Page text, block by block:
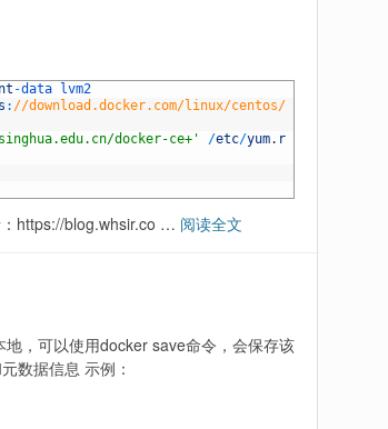
-data
lvm2
: //download.docker.com/linux/centos/
docker-ce+' /etc/yum. r
https://blog.whsir.co … 阅读全文
，可以使用docker save命令，会保存该
数据信息 示例：